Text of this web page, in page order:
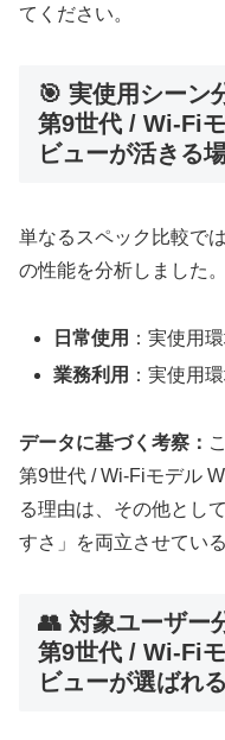
てください。
🎯 実使用シーン
第9世代 / Wi-Fi
ビューが活きる
単なるスペック比較で
の性能を分析しました。
日常使用 ：実使用
業務利用 ：実使用
データに基づく考察：
第9世代 / Wi-Fiモデル
る理由は、その他とし
すさ」を両立させてい
👥 対象ユーザー
第9世代 / Wi-Fi
ビューが選ばれ